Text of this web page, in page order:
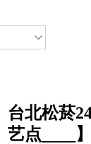
台北松菸
艺点____】